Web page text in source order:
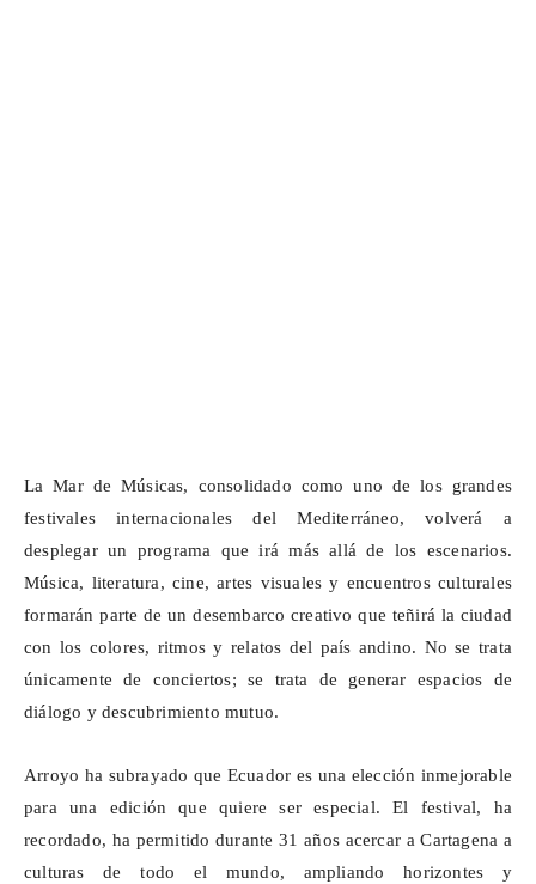
La Mar de Músicas, consolidado como uno de los grandes
festivales internacionales del Mediterráneo, volverá a
desplegar un programa que irá más allá de los escenarios.
Música, literatura, cine, artes visuales y encuentros culturales
formarán parte de un desembarco creativo que teñirá la ciudad
con los colores, ritmos y relatos del país andino. No se trata
únicamente de conciertos; se trata de generar espacios de
diálogo y descubrimiento mutuo.
Arroyo ha subrayado que Ecuador es una elección inmejorable
para una edición que quiere ser especial. El festival, ha
recordado, ha permitido durante 31 años acercar a Cartagena a
culturas de todo el mundo, ampliando horizontes y